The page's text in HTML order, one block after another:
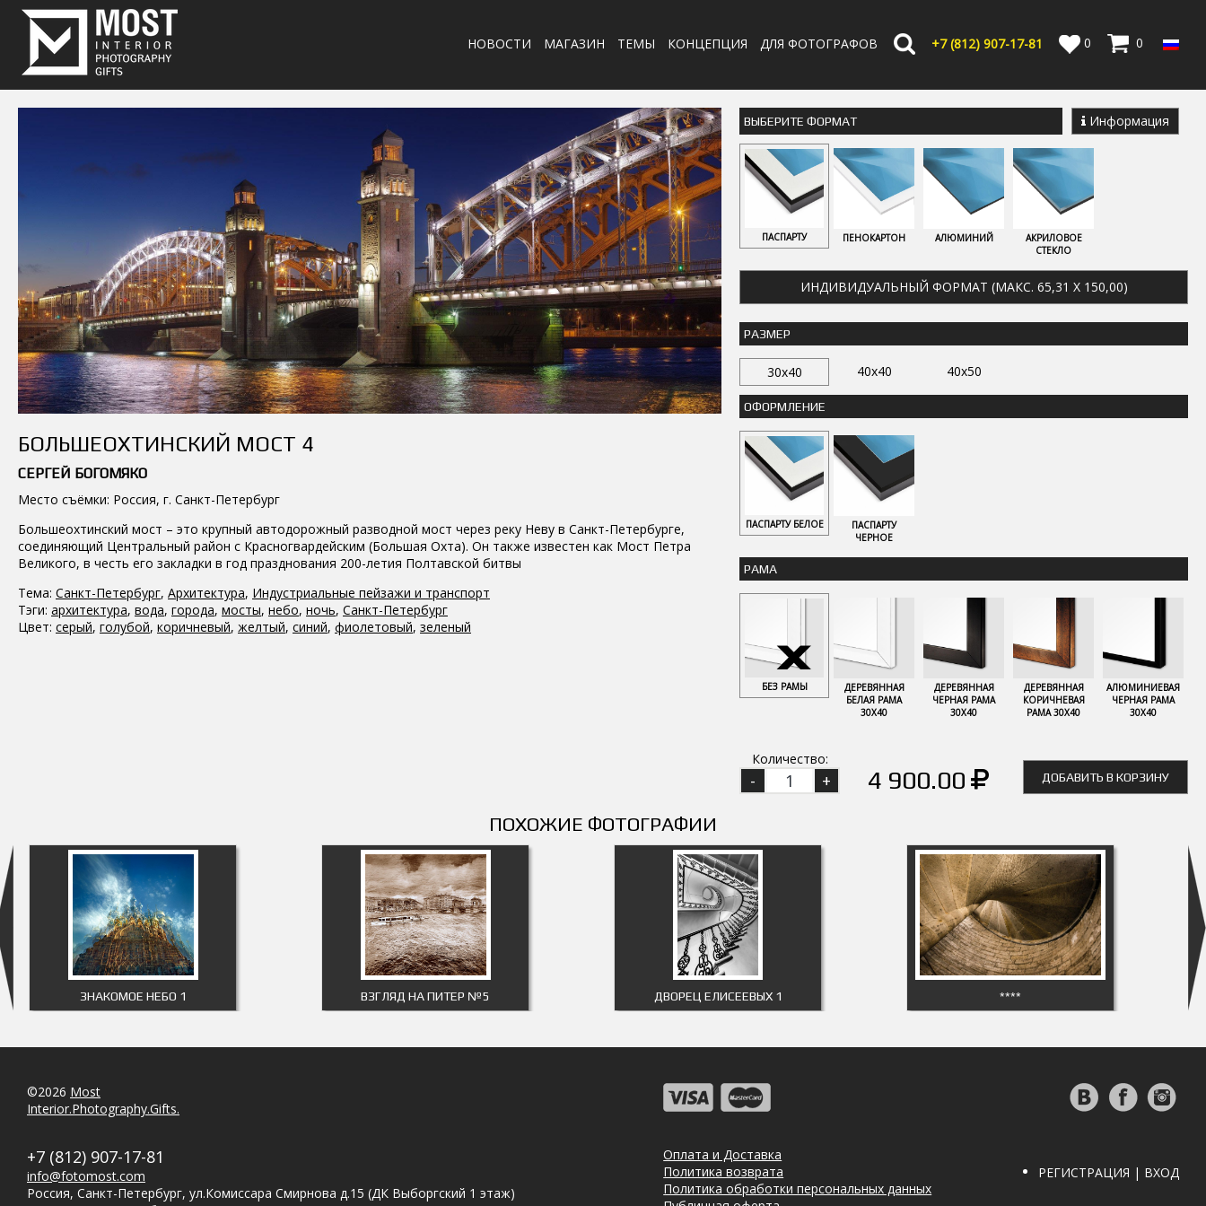
НОВОСТИ МАГАЗИН ТЕМЫ КОНЦЕПЦИЯ ДЛЯ ФОТОГРАФОВ +7 (812) 907-17-81 0 0
БОЛЬШЕОХТИНСКИЙ МОСТ 4
СЕРГЕЙ БОГОМЯКО
Место съёмки: Россия, г. Санкт-Петербург
Большеохтинский мост – это крупный автодорожный разводной мост через реку Неву в Санкт-Петербурге,
соединяющий Центральный район с Красногвардейским (Большая Охта). Он также известен как Мост Петра
Великого, в честь его закладки в год празднования 200-летия Полтавской битвы
Тема: Санкт-Петербург, Архитектура, Индустриальные пейзажи и транспорт
Тэги: архитектура, вода, города, мосты, небо, ночь, Санкт-Петербург
Цвет: серый, голубой, коричневый, желтый, синий, фиолетовый, зеленый
ВЫБЕРИТЕ ФОРМАТ Информация
ПАСПАРТУ ПЕНОКАРТОН АЛЮМИНИЙ
АКРИЛОВОЕ
СТЕКЛО
ИНДИВИДУАЛЬНЫЙ ФОРМАТ (МАКС. 65,31 X 150,00)
РАЗМЕР
30x40 40x40 40x50
ОФОРМЛЕНИЕ
ПАСПАРТУ БЕЛОЕ
ПАСПАРТУ
ЧЕРНОЕ
РАМА
БЕЗ РАМЫ
ДЕРЕВЯННАЯ
БЕЛАЯ РАМА
30Х40
ДЕРЕВЯННАЯ
ЧЕРНАЯ РАМА
30Х40
ДЕРЕВЯННАЯ
КОРИЧНЕВАЯ
РАМА 30Х40
АЛЮМИНИЕВАЯ
ЧЕРНАЯ РАМА
30Х40
Количество:
4 900.00 ДОБАВИТЬ В КОРЗИНУ
ПОХОЖИЕ ФОТОГРАФИИ
ЗНАКОМОЕ НЕБО 1 ВЗГЛЯД НА ПИТЕР №5 ДВОРЕЦ ЕЛИСЕЕВЫХ 1 ****
©2026 Most
Interior.Photography.Gifts.
Оплата и Доставка
Политика возврата
Политика обработки персональных данных
+7 (812) 907-17-81
info@fotomost.com
Россия, Санкт-Петербург, ул.Комиссара Смирнова д.15 (ДК Выборгский 1 этаж)
РЕГИСТРАЦИЯ | ВХОД